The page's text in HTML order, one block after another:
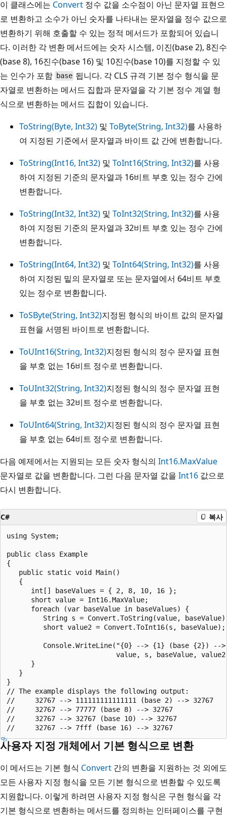
이 클래스에는 Convert 정수 값을 소수점이 아닌 문자열 표현으
로 변환하고 소수가 아닌 숫자를 나타내는 문자열을 정수 값으로
변환하기 위해 호출할 수 있는 정적 메서드가 포함되어 있습니
다. 이러한 각 변환 메서드에는 숫자 시스템, 이진(base 2), 8진수
(base 8), 16진수(base 16) 및 10진수(base 10)를 지정할 수 있
는 인수가 포함 base 됩니다. 각 CLS 규격 기본 정수 형식을 문
자열로 변환하는 메서드 집합과 문자열을 각 기본 정수 계열 형
식으로 변환하는 메서드 집합이 있습니다.
ToString(Byte, Int32) 및 ToByte(String, Int32)를 사용하
여 지정된 기준에서 문자열과 바이트 값 간에 변환합니다.
ToString(Int16, Int32) 및 ToInt16(String, Int32)를 사용
하여 지정된 기준의 문자열과 16비트 부호 있는 정수 간에
변환합니다.
ToString(Int32, Int32) 및 ToInt32(String, Int32)를 사용
하여 지정된 기준의 문자열과 32비트 부호 있는 정수 간에
변환합니다.
ToString(Int64, Int32) 및 ToInt64(String, Int32)를 사용
하여 지정된 밑의 문자열로 또는 문자열에서 64비트 부호
있는 정수로 변환합니다.
ToSByte(String, Int32)지정된 형식의 바이트 값의 문자열
표현을 서명된 바이트로 변환합니다.
ToUInt16(String, Int32)지정된 형식의 정수 문자열 표현
을 부호 없는 16비트 정수로 변환합니다.
ToUInt32(String, Int32)지정된 형식의 정수 문자열 표현
을 부호 없는 32비트 정수로 변환합니다.
ToUInt64(String, Int32)지정된 형식의 정수 문자열 표현
을 부호 없는 64비트 정수로 변환합니다.
다음 예제에서는 지원되는 모든 숫자 형식의 Int16.MaxValue
문자열로 값을 변환합니다. 그런 다음 문자열 값을 Int16 값으로
다시 변환합니다.
C# 복사
using System;
public class Example
{
   public static void Main()
   {
      int[] baseValues = { 2, 8, 10, 16 };
      short value = Int16.MaxValue;
      foreach (var baseValue in baseValues) {
String s = Convert.ToString(value,
         short value2 = Convert.ToInt16(s, baseValue);
Console.WriteLine("{0} --> {1} (base {2}) --
value, s, baseValue,
      }
   }
}
// The example displays the following output:
//     32767 --> 111111111111111 (base 2) --> 32767
//     32767 --> 77777 (base 8) --> 32767
//     32767 --> 32767 (base 10) --> 32767
사용자 지정 개체에서 기본 형식으로 변환
이 메서드는 기본 형식 Convert 간의 변환을 지원하는 것 외에도
모든 사용자 지정 형식을 모든 기본 형식으로 변환할 수 있도록
지원합니다. 이렇게 하려면 사용자 지정 형식은 구현 형식을 각
기본 형식으로 변환하는 메서드를 정의하는 인터페이스를 구현